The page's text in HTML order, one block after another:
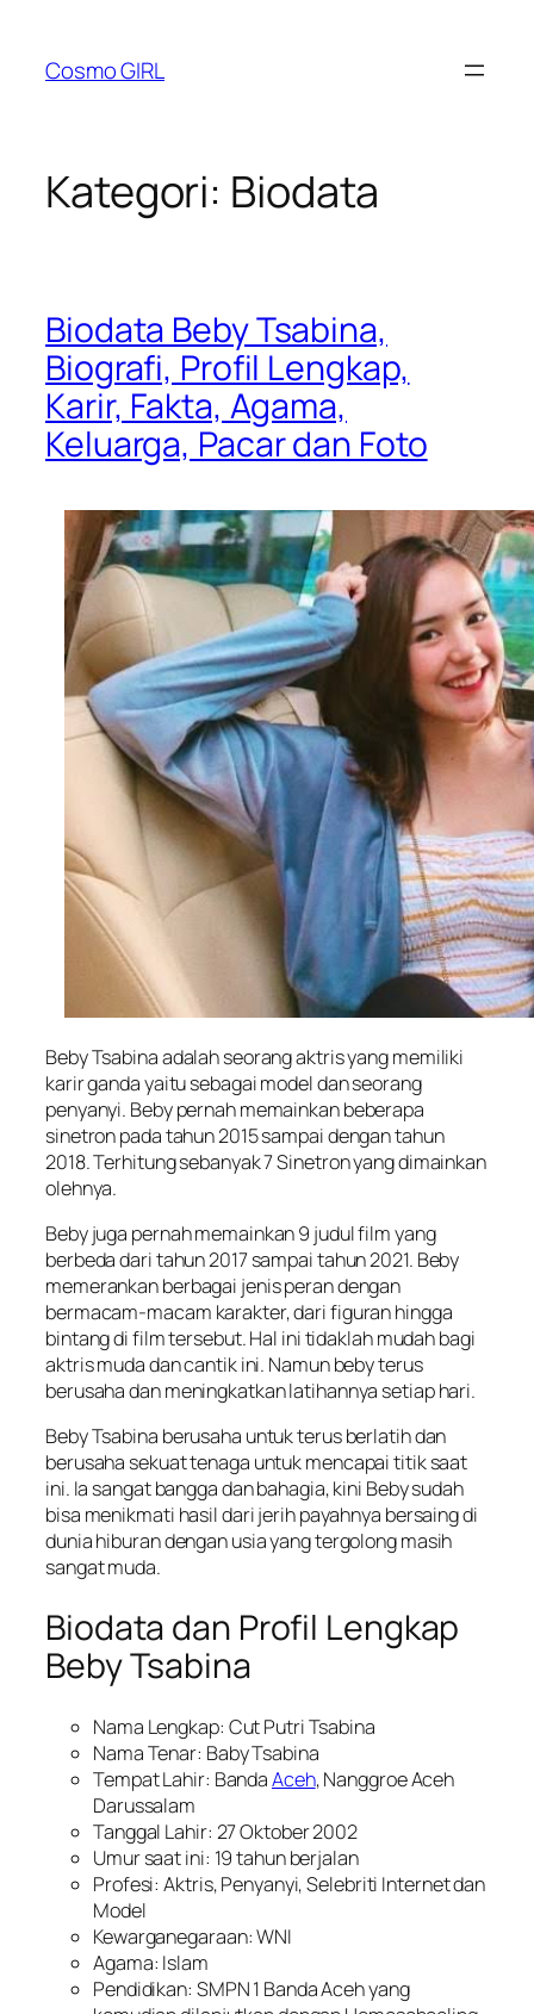
konten
Cosmo GIRL
Kategori: Biodata
Biodata Beby Tsabina,
Biografi, Profil Lengkap,
Karir, Fakta, Agama,
Keluarga, Pacar dan Foto
Beby Tsabina adalah seorang aktris yang memiliki
karir ganda yaitu sebagai model dan seorang
penyanyi. Beby pernah memainkan beberapa
sinetron pada tahun 2015 sampai dengan tahun
2018. Terhitung sebanyak 7 Sinetron yang dimainkan
olehnya.
Beby juga pernah memainkan 9 judul film yang
berbeda dari tahun 2017 sampai tahun 2021. Beby
memerankan berbagai jenis peran dengan
bermacam-macam karakter, dari figuran hingga
bintang di film tersebut. Hal ini tidaklah mudah bagi
aktris muda dan cantik ini. Namun beby terus
berusaha dan meningkatkan latihannya setiap hari.
Beby Tsabina berusaha untuk terus berlatih dan
berusaha sekuat tenaga untuk mencapai titik saat
ini. Ia sangat bangga dan bahagia, kini Beby sudah
bisa menikmati hasil dari jerih payahnya bersaing di
dunia hiburan dengan usia yang tergolong masih
sangat muda.
Biodata dan Profil Lengkap
Beby Tsabina
Nama Lengkap: Cut Putri Tsabina
Nama Tenar: Baby Tsabina
Tempat Lahir: BandaAceh, Nanggroe Aceh
Darussalam
Tanggal Lahir: 27 Oktober 2002
Umur saat ini: 19 tahun berjalan
Profesi: Aktris, Penyanyi, Selebriti Internet dan
Model
Kewarganegaraan: WNI
Agama: Islam
Pendidikan: SMPN 1 Banda Aceh yang